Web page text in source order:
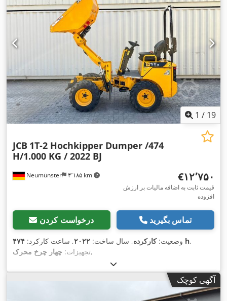
1 / 19
Neumünster ۴٬۱۸۵ km
JCB 1T-2 Hochkipper Dumper /474
H/1.000 KG / 2022 BJ
‎€۱۲٬۷۵۰
قیمت ثابت به اضافه مالیات بر ارزش
افزوده
درخواست کردن تماس بگیرید
وضعیت:کارکرده, سال ساخت: ۲۰۲۲, ساعت کارکرد: ۴۷۴ h,
تجهیزات: چهار چرخ محرک ,
آگهی کوچک